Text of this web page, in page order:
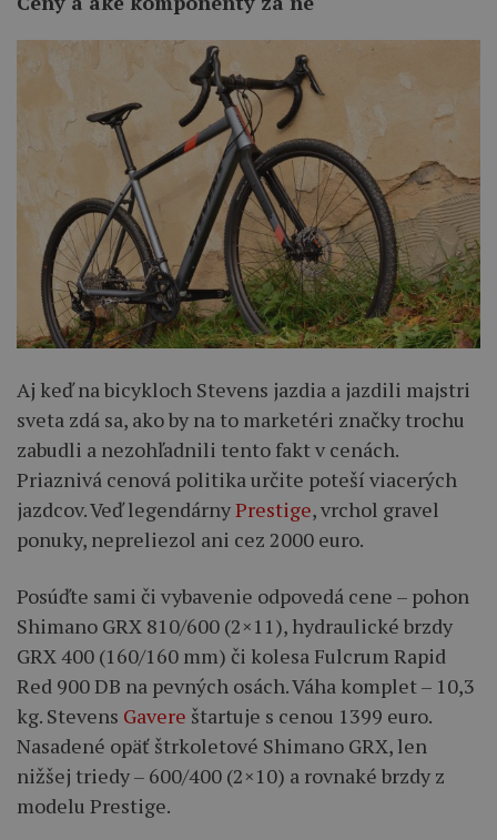
Aj keď na bicykloch Stevens jazdia a jazdili majstri
sveta zdá sa, ako by na to marketéri značky trochu
zabudli a nezohľadnili tento fakt v cenách.
Priaznivá cenová politika určite poteší viacerých
jazdcov. Veď legendárnyPrestige, vrchol gravel
ponuky, nepreliezol ani cez 2000 euro.
Posúďte sami či vybavenie odpovedá cene – pohon
Shimano GRX 810/600 (2×11), hydraulické brzdy
GRX 400 (160/160 mm) či kolesa Fulcrum Rapid
Red 900 DB na pevných osách. Váha komplet – 10,3
kg. Stevens Gavere štartuje s cenou 1399 euro.
Nasadené opäť štrkoletové Shimano GRX, len
nižšej triedy – 600/400 (2×10) a rovnaké brzdy z
modelu Prestige.